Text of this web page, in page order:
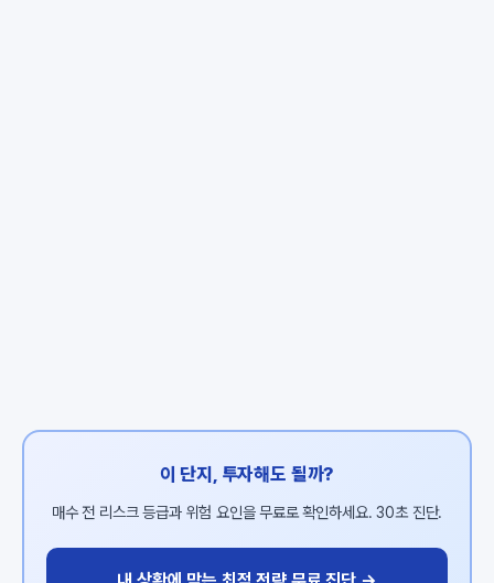
이 단지, 투자해도 될까?
매수 전 리스크 등급과 위험 요인을 무료로 확인하세요. 30초 진단.